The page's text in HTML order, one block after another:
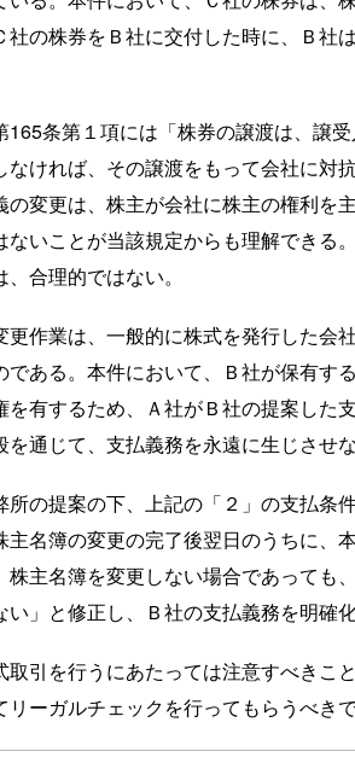
社の株券をＢ社に交付した時に、Ｂ社
165条第１項には「株券の譲渡は、譲
なければ、その譲渡をもって会社に対
の変更は、株主が会社に株主の権利を
ないことが当該規定からも理解できる
合理的ではない。
更作業は、一般的に株式を発行した
である。本件において、Ｂ社が保有す
を有するため、Ａ社がＢ社の提案した
通じて、支払義務を永遠に生じさせ
の提案の下、上記の「２」の支払条
主名簿の変更の完了後翌日のうちに、
株主名簿を変更しない場合であって
」と修正し、Ｂ社の支払義務を明確化
取引を行うにあたっては注意すべきこ
ーガルチェックを行ってもらうべきで